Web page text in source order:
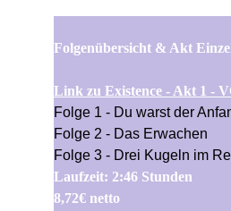
Folgenübersicht & Akt
Link zu Existence - Akt 1 -
Folge 1 - Du warst der
Folge 2 - Das Erwachen
Folge 3 - Drei Kugeln im
Laufzeit: 2:46 Stunden
8,72€ netto